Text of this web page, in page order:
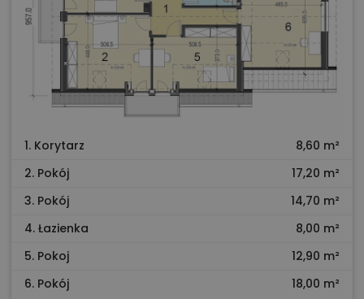
1. Korytarz
8,60 m²
2. Pokój
17,20 m²
3. Pokój
14,70 m²
4. Łazienka
8,00 m²
5. Pokoj
12,90 m²
6. Pokój
18,00 m²